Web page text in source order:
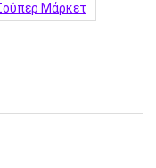
Μάρκετ